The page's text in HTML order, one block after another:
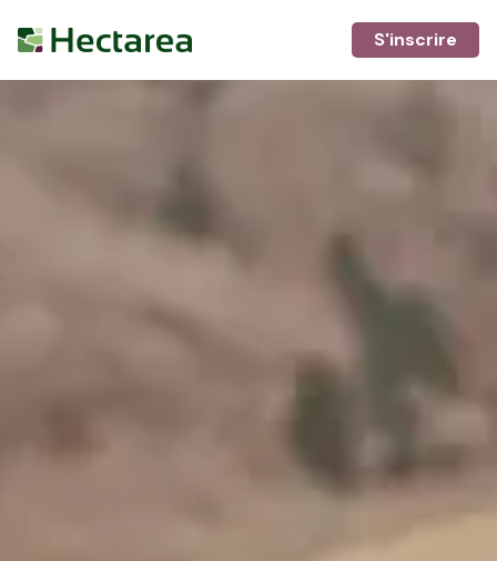
S'inscrire